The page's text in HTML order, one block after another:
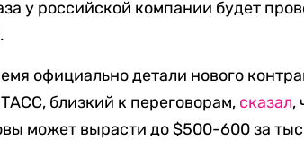
у российской компании будет
официально детали нового
близкий к переговорам, сказал,
может вырасти до $500-600 за